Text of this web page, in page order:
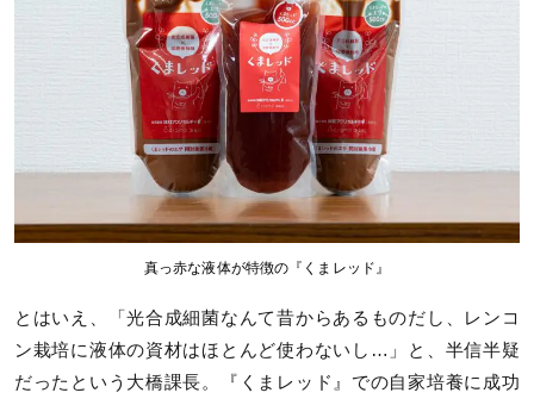
真っ赤な液体が特徴の『くまレッド』
とはいえ、「光合成細菌なんて昔からあるものだし、レンコ
ン栽培に液体の資材はほとんど使わないし…」と、半信半疑
だったという大橋課長。『くまレッド』での自家培養に成功